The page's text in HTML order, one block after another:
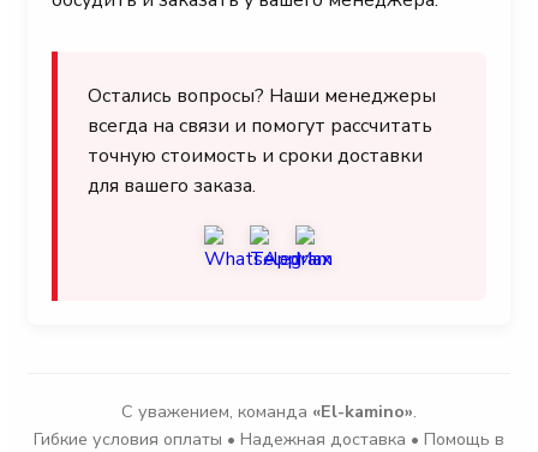
Остались вопросы? Наши менеджеры
всегда на связи и помогут рассчитать
точную стоимость и сроки доставки
для вашего заказа.
С уважением, команда «El-kamino».
Гибкие условия оплаты • Надежная доставка • Помощь в